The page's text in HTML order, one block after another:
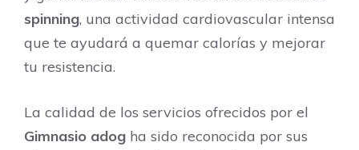
spinning, una actividad cardiovascular intensa
que te ayudará a quemar calorías y mejorar
tu resistencia.
La calidad de los servicios ofrecidos por el
Gimnasio adog ha sido reconocida por sus